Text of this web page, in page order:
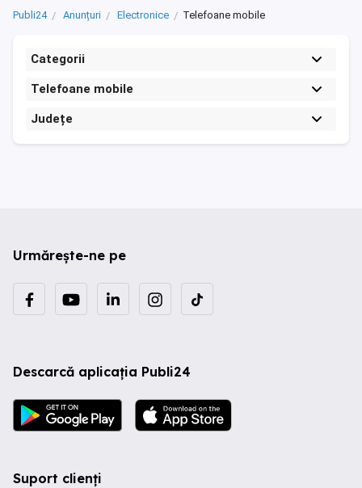
Publi24 Anunțuri Electronice Telefoane mobile
Categorii
Telefoane mobile
Județe
Urmărește-ne pe
Descarcă aplicația Publi24
Suport clienți